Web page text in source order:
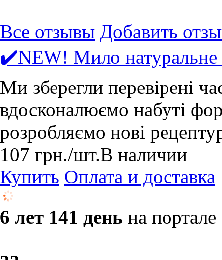
Все отзывы Добавить
✔️NEW! Мило
Ми зберегли перевірені
вдосконалюємо набуті
розробляємо нові
107 грн./шт.В наличии
Купить Оплата и доставка
6 лет 141 день на портале